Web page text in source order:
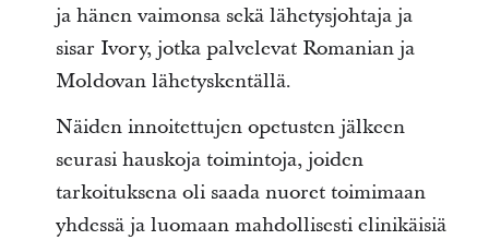
ja hänen vaimonsa sekä lähetysjohtaja ja
sisar Ivory, jotka palvelevat Romanian ja
Moldovan lähetyskentällä.
Näiden innoitettujen opetusten jälkeen
seurasi hauskoja toimintoja, joiden
tarkoituksena oli saada nuoret toimimaan
yhdessä ja luomaan mahdollisesti elinikäisiä